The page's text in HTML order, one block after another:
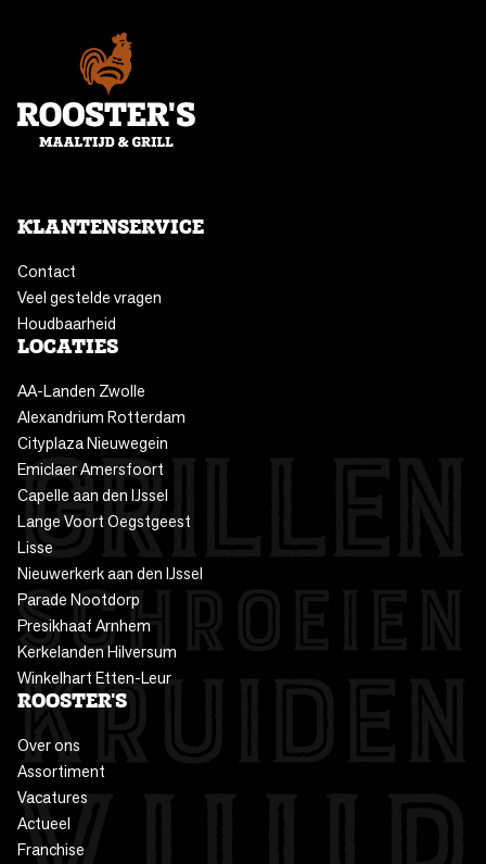
KLANTENSERVICE
Contact
Veel gestelde vragen
Houdbaarheid
LOCATIES
AA-Landen Zwolle
Alexandrium Rotterdam
Cityplaza Nieuwegein
Emiclaer Amersfoort
Capelle aan den IJssel
Lange Voort Oegstgeest
Lisse
Nieuwerkerk aan den IJssel
Parade Nootdorp
Presikhaaf Arnhem
Kerkelanden Hilversum
Winkelhart Etten-Leur
ROOSTER'S
Over ons
Assortiment
Vacatures
Actueel
Franchise